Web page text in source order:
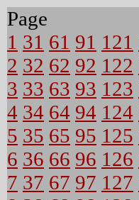
Page
1 31 61 91 121
2 32 62 92 122
3 33 63 93 123
4 34 64 94 124
5 35 65 95 125
6 36 66 96 126
7 37 67 97 127